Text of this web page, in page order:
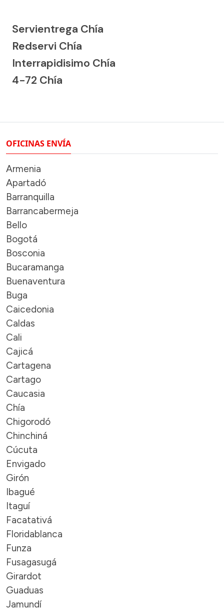
Servientrega Chía
Redservi Chía
Interrapidisimo Chía
4-72 Chía
OFICINAS ENVÍA
Armenia
Apartadó
Barranquilla
Barrancabermeja
Bello
Bogotá
Bosconia
Bucaramanga
Buenaventura
Buga
Caicedonia
Caldas
Cali
Cajicá
Cartagena
Cartago
Caucasia
Chía
Chigorodó
Chinchiná
Cúcuta
Envigado
Girón
Ibagué
Itaguí
Facatativá
Floridablanca
Funza
Fusagasugá
Girardot
Guaduas
Jamundí